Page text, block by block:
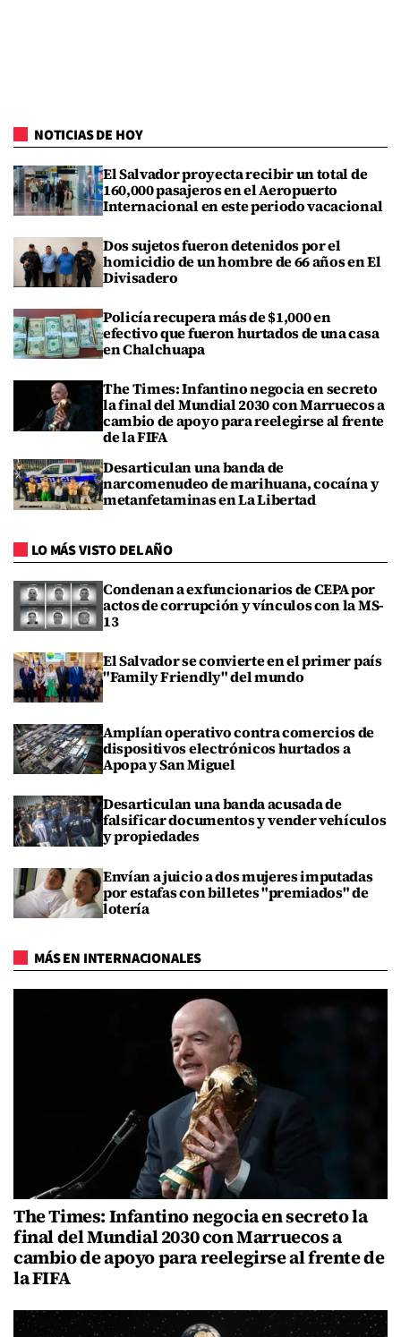
NOTICIAS DE HOY
El Salvador proyecta recibir un total de
160,000 pasajeros en el Aeropuerto
Internacional en este periodo vacacional
Dos sujetos fueron detenidos por el
homicidio de un hombre de 66 años en El
Divisadero
Policía recupera más de $1,000 en
efectivo que fueron hurtados de una casa
en Chalchuapa
The Times: Infantino negocia en secreto
la final del Mundial 2030 con Marruecos a
cambio de apoyo para reelegirse al frente
de la FIFA
Desarticulan una banda de
narcomenudeo de marihuana, cocaína y
metanfetaminas en La Libertad
LO MÁS VISTO DEL AÑO
Condenan a exfuncionarios de CEPA por
actos de corrupción y vínculos con la MS-
13
El Salvador se convierte en el primer país
"Family Friendly" del mundo
Amplían operativo contra comercios de
dispositivos electrónicos hurtados a
Apopa y San Miguel
Desarticulan una banda acusada de
falsificar documentos y vender vehículos
y propiedades
Envían a juicio a dos mujeres imputadas
por estafas con billetes "premiados" de
lotería
MÁS EN INTERNACIONALES
The Times: Infantino negocia en secreto la
final del Mundial 2030 con Marruecos a
cambio de apoyo para reelegirse al frente de
la FIFA